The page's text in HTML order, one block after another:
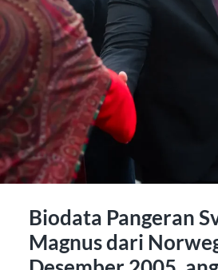
Biodata Pangeran
Magnus dari